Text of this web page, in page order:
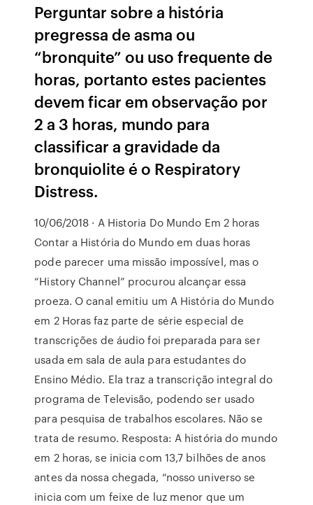
Perguntar sobre a história
pregressa de asma ou
“bronquite” ou uso frequente de
horas, portanto estes pacientes
devem ficar em observação por
2 a 3 horas, mundo para
classificar a gravidade da
bronquiolite é o Respiratory
Distress.
10/06/2018 · A Historia Do Mundo Em 2 horas
Contar a História do Mundo em duas horas
pode parecer uma missão impossível, mas o
“History Channel” procurou alcançar essa
proeza. O canal emitiu um A História do Mundo
em 2 Horas faz parte de série especial de
transcrições de áudio foi preparada para ser
usada em sala de aula para estudantes do
Ensino Médio. Ela traz a transcrição integral do
programa de Televisão, podendo ser usado
para pesquisa de trabalhos escolares. Não se
trata de resumo. Resposta: A história do mundo
em 2 horas, se inicia com 13,7 bilhões de anos
antes da nossa chegada, “nosso universo se
inicia com um feixe de luz menor que um